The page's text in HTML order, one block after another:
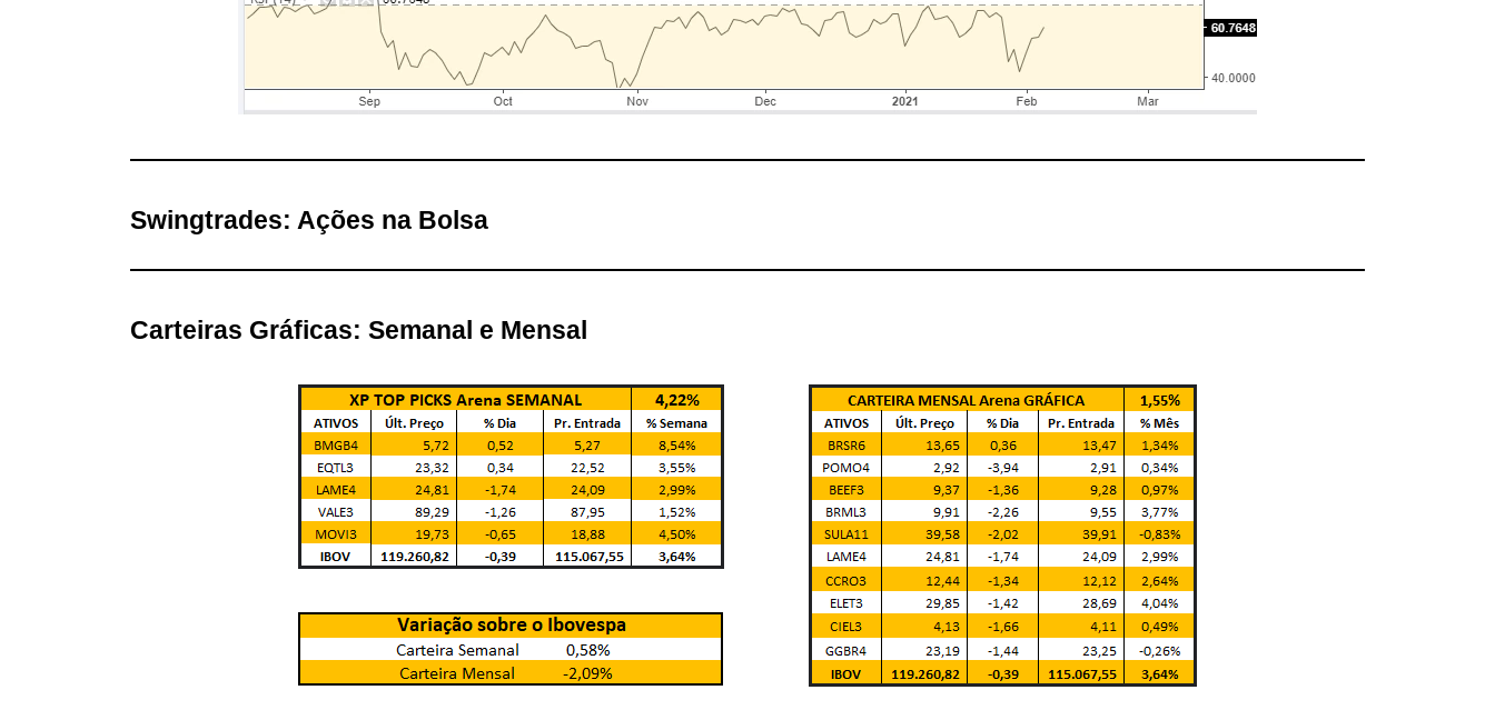
Swingtrades: Ações na Bolsa
Carteiras Gráficas: Semanal e Mensal